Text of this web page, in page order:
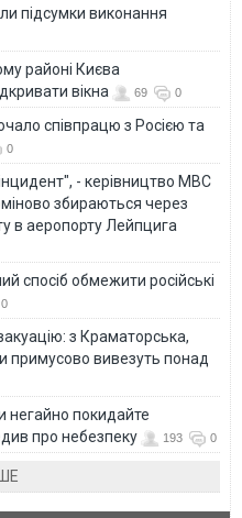
підсумки виконання
районі Києва
вікна
69 0
співпрацю з Росією та
0
- керівництво МВС
збираються через
в аеропорту Лейпцига
спосіб обмежити російські
0
з Краматорська,
примусово вивезуть понад
негайно покидайте
про небезпеку
193 0